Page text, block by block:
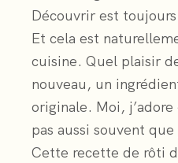
Découvrir est
Et cela est
cuisine. Quel plaisir
nouveau, un
originale. Moi,
pas aussi souvent
Cette recette de rôti